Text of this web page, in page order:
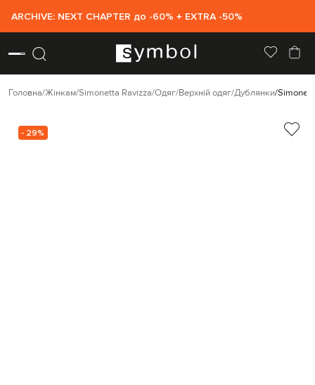
ARCHIVE: NEXT CHAPTER до -60% + EXTRA -50%
Головна Жінкам Simonetta Ravizza Одяг Верхній одяг Дублянки
- 29%